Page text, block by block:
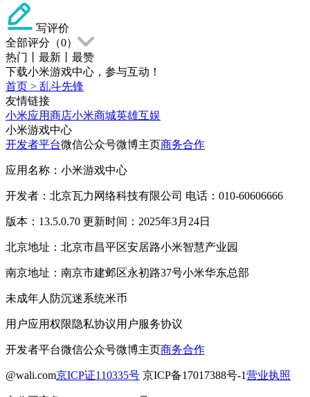
写评价
全部评分（0）
热门
最新
最赞
下载小米游戏中心，参与互动！
首页 > 乱斗先锋
友情链接
小米应用商店小米商城英雄互娱
小米游戏中心
开发者平台微信公众号微博主页商务合作
应用名称：小米游戏中心
开发者：北京瓦力网络科技有限公司 电话：010-60606666
版本：13.5.0.70 更新时间：2025年3月24日
北京地址：北京市昌平区安居路小米智慧产业园
南京地址：南京市建邺区永初路37号小米华东总部
未成年人防沉迷系统米币
用户应用权限隐私协议用户服务协议
开发者平台微信公众号微博主页商务合作
@wali.com京ICP证110335号 京ICP备17017388号-1营业执照